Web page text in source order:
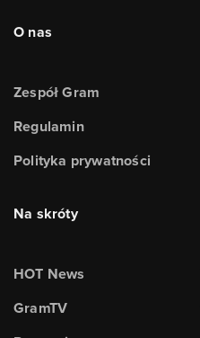
O nas
Zespół Gram
Regulamin
Polityka prywatności
Na skróty
HOT News
GramTV